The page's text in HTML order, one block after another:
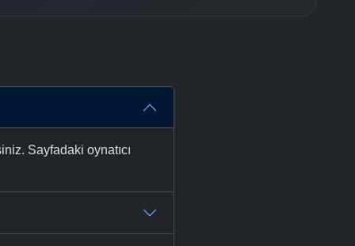
Sayfadaki oynatıcı